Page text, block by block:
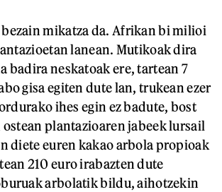
bezain mikatza da. Afrikan bi milioi
lanean. Mutikoak dira
badira neskatoak ere, tartean 7
gisa egiten dute lan, trukean ezer
ihes egin ez badute, bost
ostean plantazioaren jabeek lursail
diete euren kakao arbola propioak
210 euro irabazten dute
arbolatik bildu, aihotzekin